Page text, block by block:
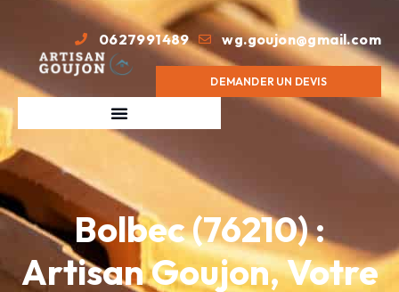
0627991489 wg.goujon@gmail.com
DEMANDER UN DEVIS
Bolbec (76210) :
Artisan Goujon, Votre